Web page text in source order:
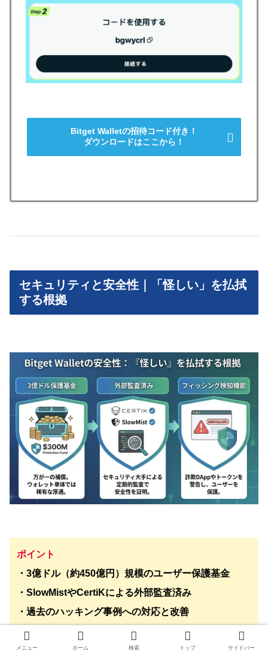
Bitget Walletの招待コード付き！
ダウンロードはここから！
セキュリティと安全性｜「怪しい」を払拭
する根拠
ポイント
・3億ドル（約450億円）規模のユーザー保護基金
・SlowMistやCertiKによる外部監査済み
・過去のハッキング事例への対応と改善
メニュー ホーム 検索 トップ サイドバー